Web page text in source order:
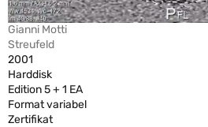
Gianni Motti
Streufeld
2001
Harddisk
Edition 5 + 1 EA
Format variabel
Zertifikat